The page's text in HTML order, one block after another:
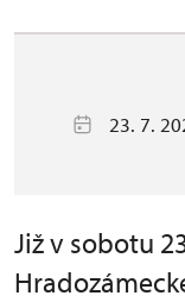
23. 7.
Již v sobotu